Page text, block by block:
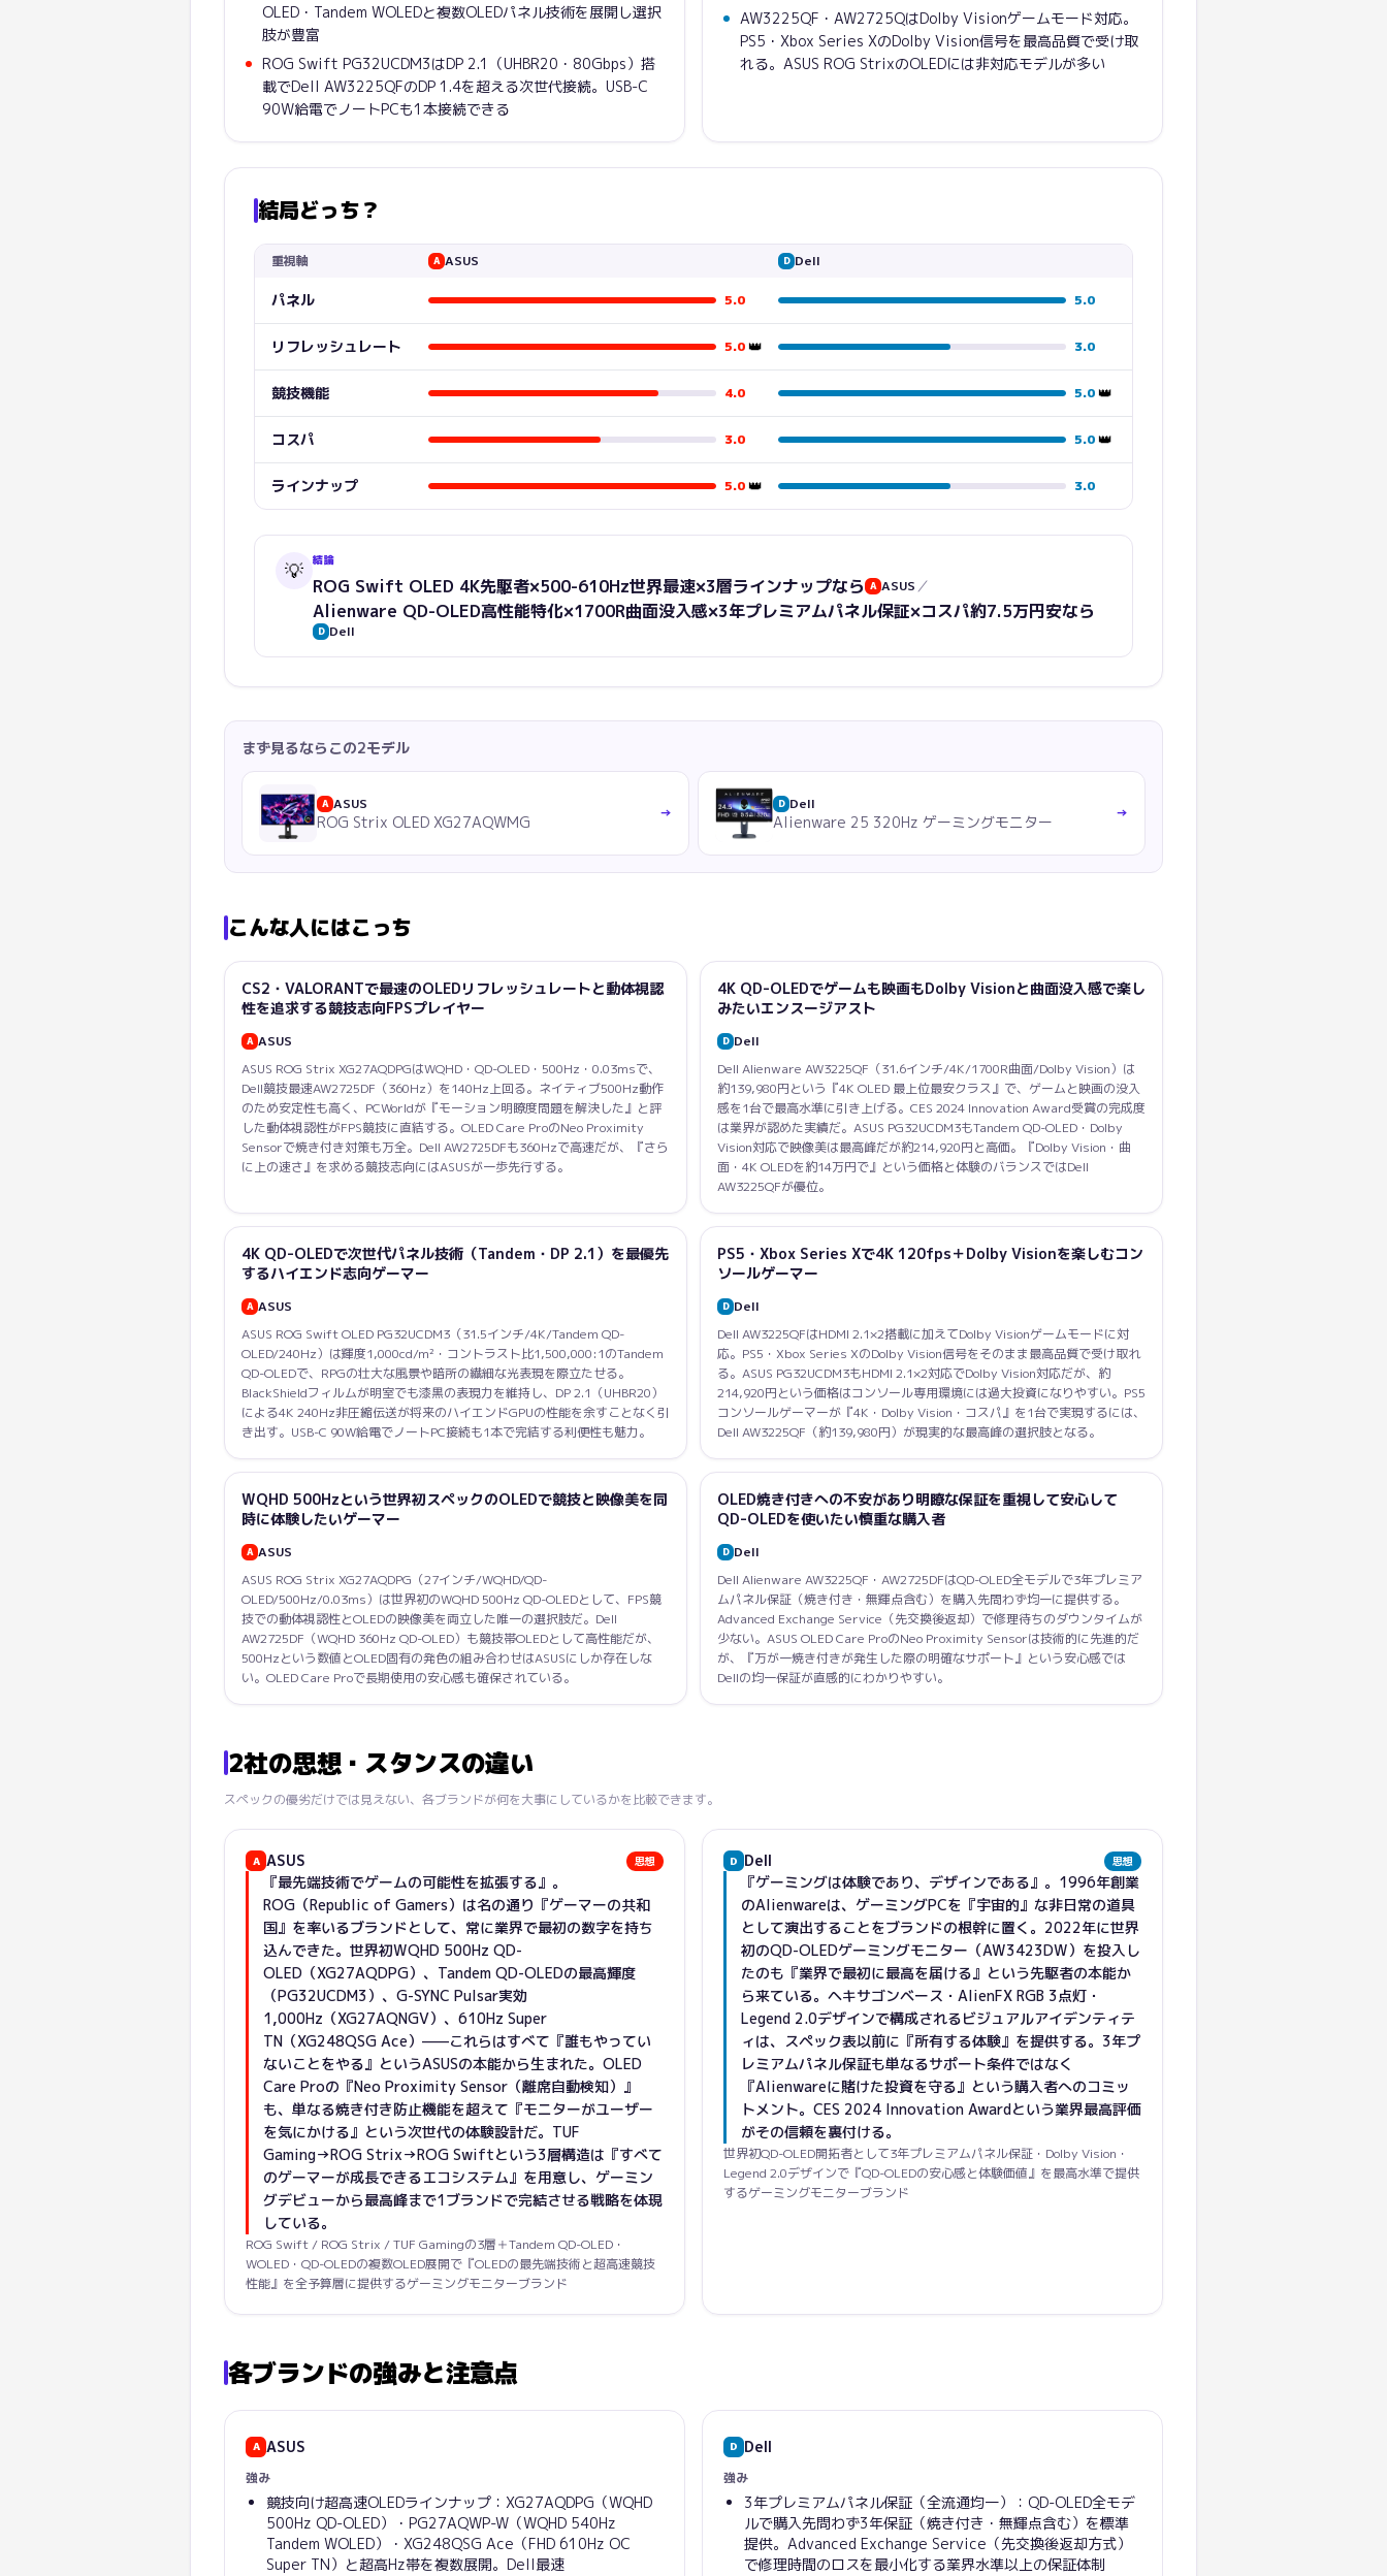
OLED・Tandem WOLEDと複数OLEDパネル技術を展開し選択
肢が豊富
ROG Swift PG32UCDM3はDP 2.1（UHBR20・80Gbps）搭
載でDell AW3225QFのDP 1.4を超える次世代接続。USB-C
90W給電でノートPCも1本接続できる
AW3225QF・AW2725QはDolby Visionゲームモード対応。
PS5・Xbox Series XのDolby Vision信号を最高品質で受け取
れる。ASUS ROG StrixのOLEDには非対応モデルが多い
結局どっち？
重視軸 A ASUS D Dell
パネル 5.0 5.0
リフレッシュレート 5.0👑 3.0
競技機能 4.0 5.0👑
コスパ 3.0 5.0👑
ラインナップ 5.0👑 3.0
💡 結論
ROG Swift OLED 4K先駆者×500-610Hz世界最速×3層ラインナップなら A ASUS ／
Alienware QD-OLED高性能特化×1700R曲面没入感×3年プレミアムパネル保証×コスパ約7.5万円安なら
D Dell
まず見るならこの2モデル
A ASUS
ROG Strix OLED XG27AQWMG →
D Dell
Alienware 25 320Hz ゲーミングモニター →
こんな人にはこっち
CS2・VALORANTで最速のOLEDリフレッシュレートと動体視認
性を追求する競技志向FPSプレイヤー
A ASUS
ASUS ROG Strix XG27AQDPGはWQHD・QD-OLED・500Hz・0.03msで、
Dell競技最速AW2725DF（360Hz）を140Hz上回る。ネイティブ500Hz動作
のため安定性も高く、PCWorldが『モーション明瞭度問題を解決した』と評
した動体視認性がFPS競技に直結する。OLED Care ProのNeo Proximity
Sensorで焼き付き対策も万全。Dell AW2725DFも360Hzで高速だが、『さら
に上の速さ』を求める競技志向にはASUSが一歩先行する。
4K QD-OLEDでゲームも映画もDolby Visionと曲面没入感で楽し
みたいエンスージアスト
D Dell
Dell Alienware AW3225QF（31.6インチ/4K/1700R曲面/Dolby Vision）は
約139,980円という『4K OLED 最上位最安クラス』で、ゲームと映画の没入
感を1台で最高水準に引き上げる。CES 2024 Innovation Award受賞の完成度
は業界が認めた実績だ。ASUS PG32UCDM3もTandem QD-OLED・Dolby
Vision対応で映像美は最高峰だが約214,920円と高価。『Dolby Vision・曲
面・4K OLEDを約14万円で』という価格と体験のバランスではDell
AW3225QFが優位。
4K QD-OLEDで次世代パネル技術（Tandem・DP 2.1）を最優先
するハイエンド志向ゲーマー
A ASUS
ASUS ROG Swift OLED PG32UCDM3（31.5インチ/4K/Tandem QD-
OLED/240Hz）は輝度1,000cd/m²・コントラスト比1,500,000:1のTandem
QD-OLEDで、RPGの壮大な風景や暗所の繊細な光表現を際立たせる。
BlackShieldフィルムが明室でも漆黒の表現力を維持し、DP 2.1（UHBR20）
による4K 240Hz非圧縮伝送が将来のハイエンドGPUの性能を余すことなく引
き出す。USB-C 90W給電でノートPC接続も1本で完結する利便性も魅力。
PS5・Xbox Series Xで4K 120fps＋Dolby Visionを楽しむコン
ソールゲーマー
D Dell
Dell AW3225QFはHDMI 2.1×2搭載に加えてDolby Visionゲームモードに対
応。PS5・Xbox Series XのDolby Vision信号をそのまま最高品質で受け取れ
る。ASUS PG32UCDM3もHDMI 2.1×2対応でDolby Vision対応だが、約
214,920円という価格はコンソール専用環境には過大投資になりやすい。PS5
コンソールゲーマーが『4K・Dolby Vision・コスパ』を1台で実現するには、
Dell AW3225QF（約139,980円）が現実的な最高峰の選択肢となる。
WQHD 500Hzという世界初スペックのOLEDで競技と映像美を同
時に体験したいゲーマー
A ASUS
ASUS ROG Strix XG27AQDPG（27インチ/WQHD/QD-
OLED/500Hz/0.03ms）は世界初のWQHD 500Hz QD-OLEDとして、FPS競
技での動体視認性とOLEDの映像美を両立した唯一の選択肢だ。Dell
AW2725DF（WQHD 360Hz QD-OLED）も競技帯OLEDとして高性能だが、
500Hzという数値とOLED固有の発色の組み合わせはASUSにしか存在しな
い。OLED Care Proで長期使用の安心感も確保されている。
OLED焼き付きへの不安があり明瞭な保証を重視して安心して
QD-OLEDを使いたい慎重な購入者
D Dell
Dell Alienware AW3225QF・AW2725DFはQD-OLED全モデルで3年プレミア
ムパネル保証（焼き付き・無輝点含む）を購入先問わず均一に提供する。
Advanced Exchange Service（先交換後返却）で修理待ちのダウンタイムが
少ない。ASUS OLED Care ProのNeo Proximity Sensorは技術的に先進的だ
が、『万が一焼き付きが発生した際の明確なサポート』という安心感では
Dellの均一保証が直感的にわかりやすい。
2社の思想・スタンスの違い
スペックの優劣だけでは見えない、各ブランドが何を大事にしているかを比較できます。
A ASUS 思想
『最先端技術でゲームの可能性を拡張する』。
ROG（Republic of Gamers）は名の通り『ゲーマーの共和
国』を率いるブランドとして、常に業界で最初の数字を持ち
込んできた。世界初WQHD 500Hz QD-
OLED（XG27AQDPG）、Tandem QD-OLEDの最高輝度
（PG32UCDM3）、G-SYNC Pulsar実効
1,000Hz（XG27AQNGV）、610Hz Super
TN（XG248QSG Ace）——これらはすべて『誰もやってい
ないことをやる』というASUSの本能から生まれた。OLED
Care Proの『Neo Proximity Sensor（離席自動検知）』
も、単なる焼き付き防止機能を超えて『モニターがユーザー
を気にかける』という次世代の体験設計だ。TUF
Gaming→ROG Strix→ROG Swiftという3層構造は『すべて
のゲーマーが成長できるエコシステム』を用意し、ゲーミン
グデビューから最高峰まで1ブランドで完結させる戦略を体現
している。
ROG Swift / ROG Strix / TUF Gamingの3層＋Tandem QD-OLED・
WOLED・QD-OLEDの複数OLED展開で『OLEDの最先端技術と超高速競技
性能』を全予算層に提供するゲーミングモニターブランド
D Dell 思想
『ゲーミングは体験であり、デザインである』。1996年創業
のAlienwareは、ゲーミングPCを『宇宙的』な非日常の道具
として演出することをブランドの根幹に置く。2022年に世界
初のQD-OLEDゲーミングモニター（AW3423DW）を投入し
たのも『業界で最初に最高を届ける』という先駆者の本能か
ら来ている。ヘキサゴンベース・AlienFX RGB 3点灯・
Legend 2.0デザインで構成されるビジュアルアイデンティテ
ィは、スペック表以前に『所有する体験』を提供する。3年プ
レミアムパネル保証も単なるサポート条件ではなく
『Alienwareに賭けた投資を守る』という購入者へのコミッ
トメント。CES 2024 Innovation Awardという業界最高評価
がその信頼を裏付ける。
世界初QD-OLED開拓者として3年プレミアムパネル保証・Dolby Vision・
Legend 2.0デザインで『QD-OLEDの安心感と体験価値』を最高水準で提供
するゲーミングモニターブランド
各ブランドの強みと注意点
A ASUS
強み
競技向け超高速OLEDラインナップ：XG27AQDPG（WQHD
500Hz QD-OLED）・PG27AQWP-W（WQHD 540Hz
Tandem WOLED）・XG248QSG Ace（FHD 610Hz OC
Super TN）と超高Hz帯を複数展開。Dell最速
D Dell
強み
3年プレミアムパネル保証（全流通均一）：QD-OLED全モデ
ルで購入先問わず3年保証（焼き付き・無輝点含む）を標準
提供。Advanced Exchange Service（先交換後返却方式）
で修理時間のロスを最小化する業界水準以上の保証体制